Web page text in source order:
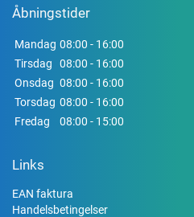
Åbningstider
Mandag 08:00 - 16:00
Tirsdag
08:00 - 16:00
Onsdag 08:00 - 16:00
Torsdag 08:00 - 16:00
Fredag
08:00 - 15:00
Links
EAN faktura
Handelsbetingelser